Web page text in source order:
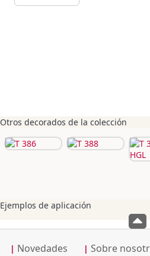
Otros decorados de la colección
Ejemplos de aplicación
| Novedades | Sobre